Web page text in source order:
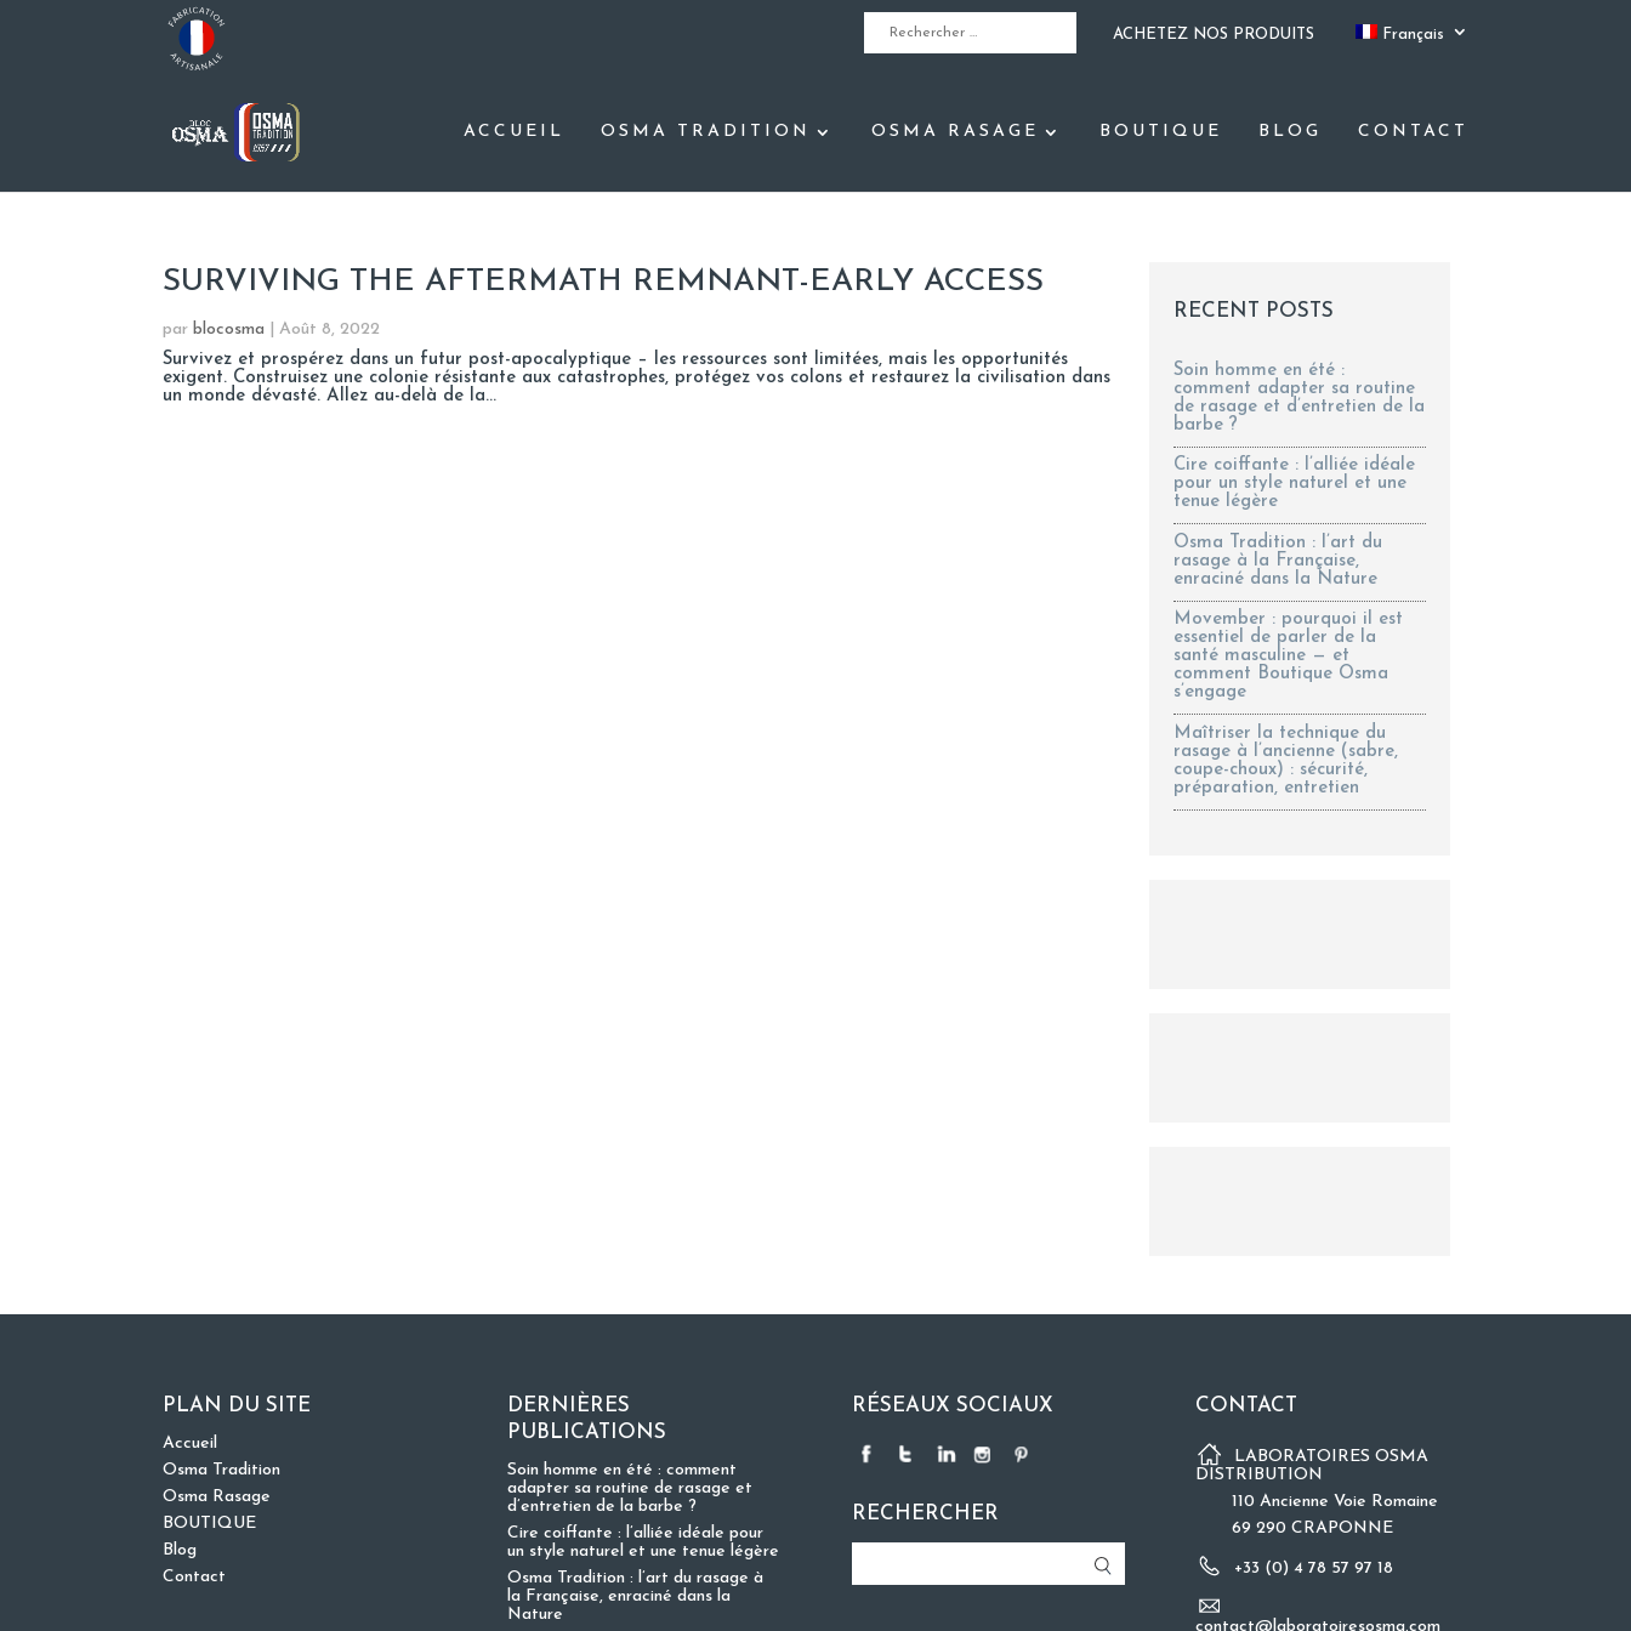
ACHETEZ NOS PRODUITS Français
ACCUEIL OSMA TRADITION OSMA RASAGE BOUTIQUE BLOG CONTACT
SURVIVING THE AFTERMATH REMNANT-EARLY ACCESS
par blocosma |Août 8, 2022
Survivez et prospérez dans un futur post-apocalyptique – les ressources sont limitées, mais les opportunités
exigent. Construisez une colonie résistante aux catastrophes, protégez vos colons et restaurez la civilisation dans
un monde dévasté. Allez au-delà de la...
RECENT POSTS
Soin homme en été :
comment adapter sa routine
de rasage et d’entretien de la
barbe ?
Cire coiffante : l’alliée idéale
pour un style naturel et une
tenue légère
Osma Tradition : l’art du
rasage à la Française,
enraciné dans la Nature
Movember : pourquoi il est
essentiel de parler de la
santé masculine — et
comment Boutique Osma
s’engage
Maîtriser la technique du
rasage à l’ancienne (sabre,
coupe-choux) : sécurité,
préparation, entretien
PLAN DU SITE
Accueil
Osma Tradition
Osma Rasage
BOUTIQUE
Blog
Contact
DERNIÈRES
PUBLICATIONS
Soin homme en été : comment
adapter sa routine de rasage et
d’entretien de la barbe ?
Cire coiffante : l’alliée idéale pour
un style naturel et une tenue légère
Osma Tradition : l’art du rasage à
la Française, enraciné dans la
Nature
RÉSEAUX SOCIAUX
RECHERCHER
CONTACT
LABORATOIRES OSMA
DISTRIBUTION
110 Ancienne Voie Romaine
69 290 CRAPONNE
+33 (0) 4 78 57 97 18
contact@laboratoiresosma.com